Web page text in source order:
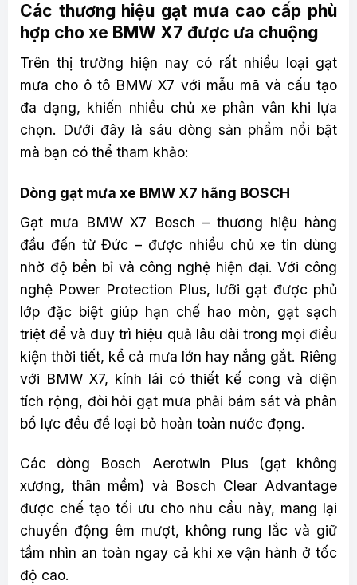
Các thương hiệu gạt mưa cao cấp phù
hợp cho xe BMW X7 được ưa chuộng
Trên thị trường hiện nay có rất nhiều loại gạt
mưa cho ô tô BMW X7 với mẫu mã và cấu tạo
đa dạng, khiến nhiều chủ xe phân vân khi lựa
chọn. Dưới đây là sáu dòng sản phẩm nổi bật
mà bạn có thể tham khảo:
Dòng gạt mưa xe BMW X7 hãng BOSCH
Gạt mưa BMW X7 Bosch – thương hiệu hàng
đầu đến từ Đức – được nhiều chủ xe tin dùng
nhờ độ bền bỉ và công nghệ hiện đại. Với công
nghệ Power Protection Plus, lưỡi gạt được phủ
lớp đặc biệt giúp hạn chế hao mòn, gạt sạch
triệt để và duy trì hiệu quả lâu dài trong mọi điều
kiện thời tiết, kể cả mưa lớn hay nắng gắt. Riêng
với BMW X7, kính lái có thiết kế cong và diện
tích rộng, đòi hỏi gạt mưa phải bám sát và phân
bổ lực đều để loại bỏ hoàn toàn nước đọng.
Các dòng Bosch Aerotwin Plus (gạt không
xương, thân mềm) và Bosch Clear Advantage
được chế tạo tối ưu cho nhu cầu này, mang lại
chuyển động êm mượt, không rung lắc và giữ
tầm nhìn an toàn ngay cả khi xe vận hành ở tốc
độ cao.